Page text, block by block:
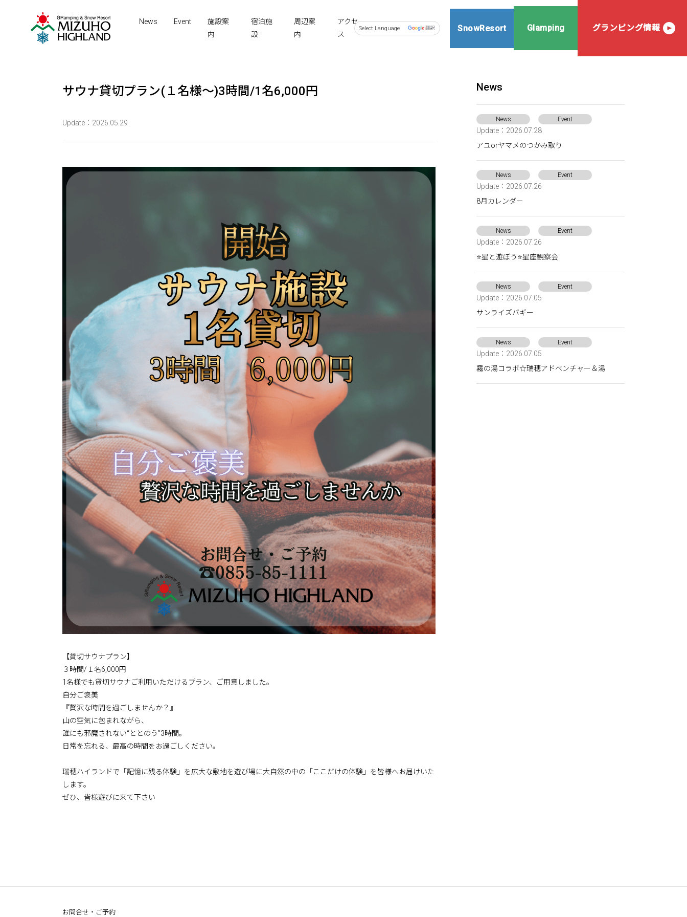
News Event
施設案
内
宿泊施
設
周辺案
内
アクセ
ス
SnowResort Glamping グランピング情報
サウナ貸切プラン(１名様～)3時間/1名6,000円
Update：2026.05.29
News
News Event
Update：2026.07.28
アユorヤマメのつかみ取り
News Event
Update：2026.07.26
8月カレンダー
News Event
Update：2026.07.26
⭐星と遊ぼう⭐星座観察会
News Event
Update：2026.07.05
サンライズバギー
News Event
Update：2026.07.05
霧の湯コラボ☆瑞穂アドベンチャー＆湯
【貸切サウナプラン】
３時間/１名6,000円
1名様でも貸切サウナご利用いただけるプラン、ご用意しました。
自分ご褒美
『贅沢な時間を過ごしませんか？』
山の空気に包まれながら、
誰にも邪魔されない“ととのう”3時間。
日常を忘れる、最高の時間をお過ごしください。
瑞穂ハイランドで「記憶に残る体験」を広大な敷地を遊び場に大自然の中の「ここだけの体験」を皆様へお届けいた
します。
ぜひ、皆様遊びに来て下さい
お問合せ・ご予約